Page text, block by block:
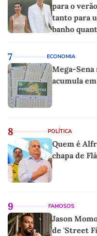
para o
tanto para
banho
7 ECONOMIA
Mega-
acumula
8 POLÍTICA
Quem é
chapa de
9 FAMOSOS
Jason
de 'Street